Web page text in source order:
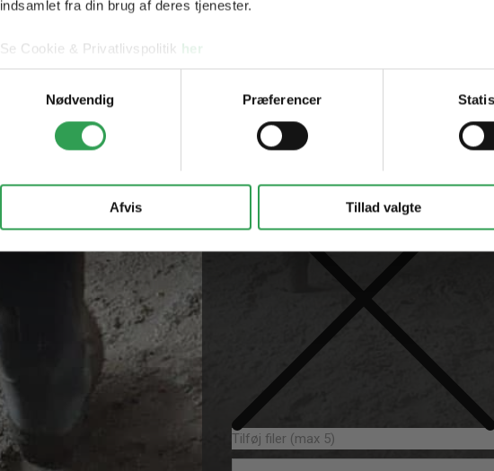
indsamlet fra din brug af deres tjenester.
Se Cookie & Privatlivspolitik
her
Nødvendig
Præferencer
Afvis Tillad valgte
Fjern
Tilføj filer (max 5)